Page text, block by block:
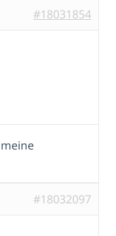
#18031854
#18032097